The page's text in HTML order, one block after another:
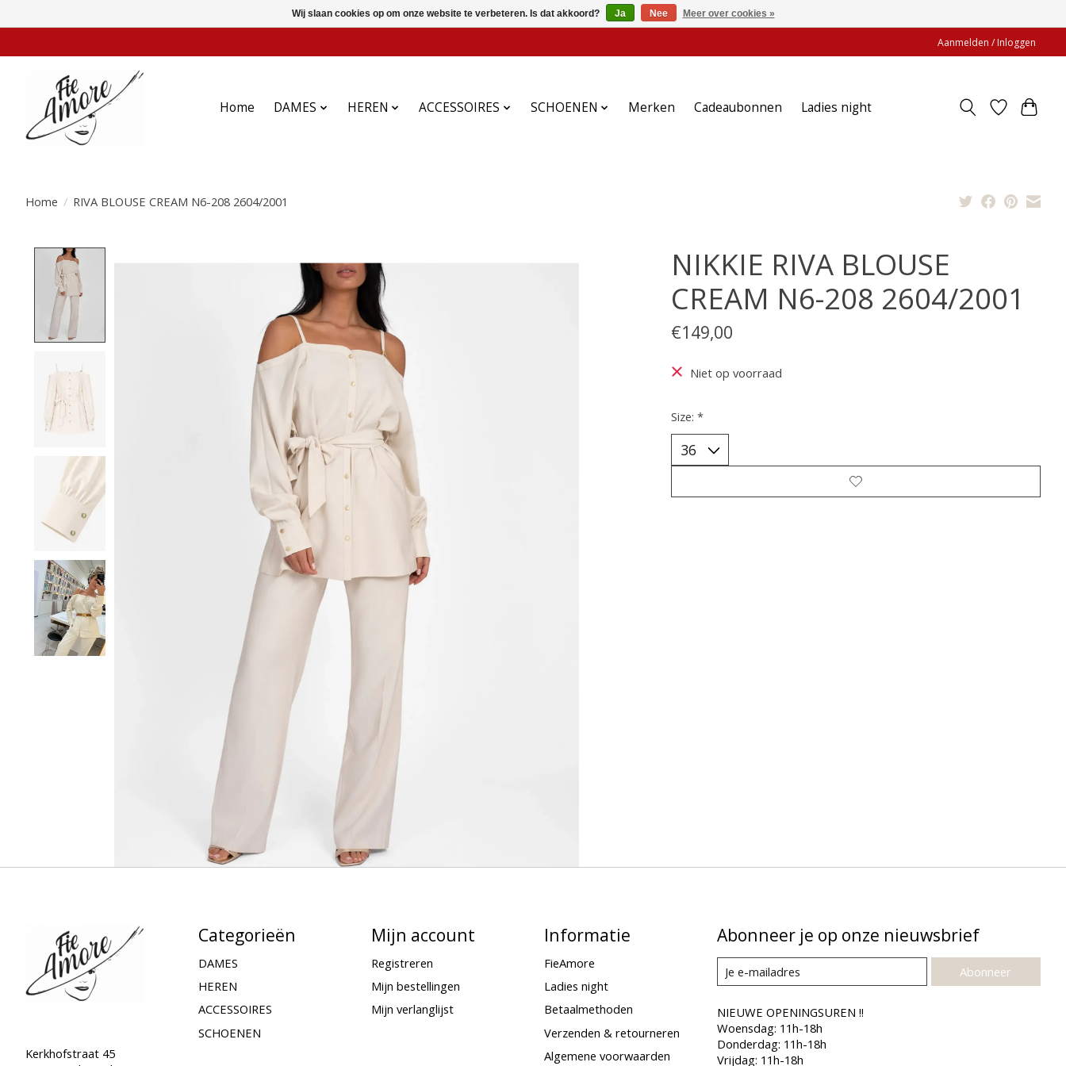
Aanmelden / Inloggen
Home DAMES HEREN ACCESSOIRES SCHOENEN Merken Cadeaubonnen Ladies night
Home / RIVA BLOUSE CREAM N6-208 2604/2001
NIKKIE RIVA BLOUSE
CREAM N6-208 2604/2001
€149,00
Niet op voorraad
Size: *
Kerkhofstraat 45
Categorieën
DAMES
HEREN
ACCESSOIRES
SCHOENEN
Mijn account
Registreren
Mijn bestellingen
Mijn verlanglijst
Informatie
FieAmore
Ladies night
Betaalmethoden
Verzenden & retourneren
Algemene voorwaarden
Abonneer je op onze nieuwsbrief
Abonneer
NIEUWE OPENINGSUREN !!
Woensdag: 11h-18h
Donderdag: 11h-18h
Vrijdag: 11h-18h
Wij slaan cookies op om onze website te verbeteren. Is dat akkoord? Ja Nee Meer over cookies »